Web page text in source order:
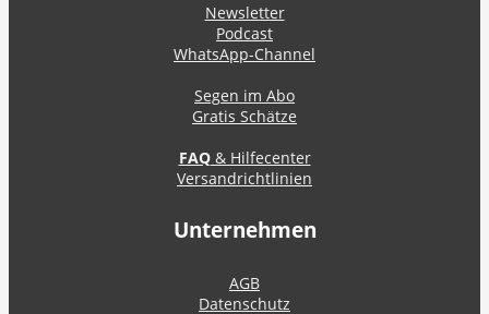
Newsletter
Podcast
WhatsApp-Channel
Segen im Abo
Gratis Schätze
FAQ& Hilfecenter
Versandrichtlinien
Unternehmen
AGB
Datenschutz